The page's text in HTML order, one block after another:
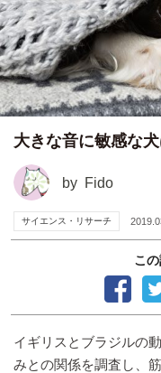
大きな音に敏感な
by Fido
サイエンス・リサーチ
こ
イギリスとブラジルの
みとの関係を調査し、